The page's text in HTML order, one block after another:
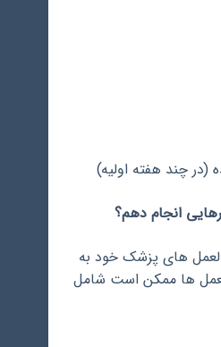
چند هفته اولیه)
های پزشک خود به
ها ممکن است شامل